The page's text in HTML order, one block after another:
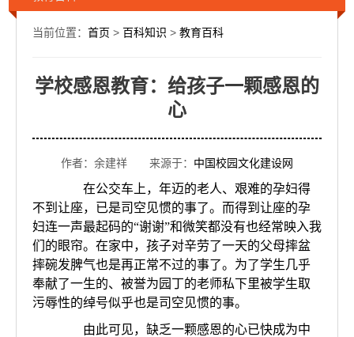
当前位置： 首页 > 百科知识 > 教育百科
学校感恩教育：给孩子一颗感恩的
心
作者：余建祥 来源于： 中国校园文化建设网
在公交车上，年迈的老人、艰难的孕妇得
不到让座，已是司空见惯的事了。而得到让座的孕
妇连一声最起码的“谢谢”和微笑都没有也经常映入我
们的眼帘。在家中，孩子对辛劳了一天的父母摔盆
摔碗发脾气也是再正常不过的事了。为了学生几乎
奉献了一生的、被誉为园丁的老师私下里被学生取
污辱性的绰号似乎也是司空见惯的事。
由此可见，缺乏一颗感恩的心已快成为中